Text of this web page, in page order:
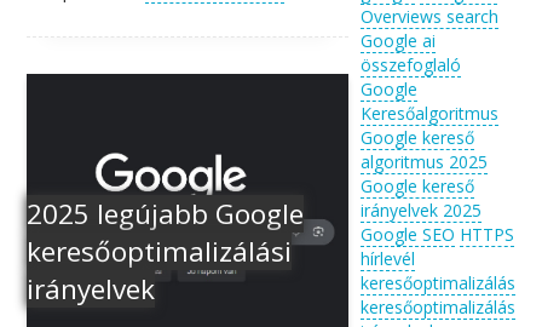
2025 legújabb Google
keresőoptimalizálási
irányelvek
Overviews search
Google ai
összefoglaló
Google
Keresőalgoritmus
Google kereső
algoritmus 2025
Google kereső
irányelvek 2025
Google SEO HTTPS
hírlevél
keresőoptimalizálás
keresőoptimalizálás